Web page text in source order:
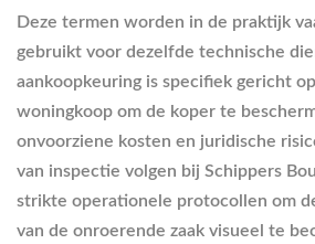
Deze termen worden in de praktijk
gebruikt voor dezelfde technische
aankoopkeuring is specifiek gericht
woningkoop om de koper te
onvoorziene kosten en juridische
van inspectie volgen bij Schippers
strikte operationele protocollen om
van de onroerende zaak visueel te